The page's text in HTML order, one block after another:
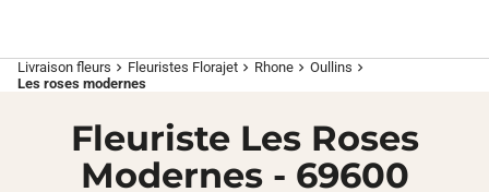
Livraison fleurs chevron_right Fleuristes Florajet chevron_right Rhone chevron_right Oullins chevron_right
Les roses modernes
Fleuriste Les Roses
Modernes - 69600